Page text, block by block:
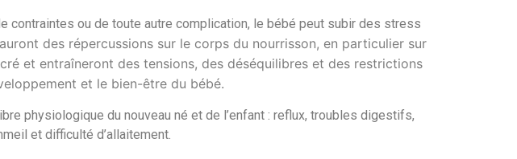
contraintes ou de toute autre complication, le bébé peut subir des stress
des répercussions sur le corps du nourrisson, en particulier sur
et entraîneront des tensions, des déséquilibres et des restrictions
et le bien-être du bébé.
physiologique du nouveau né et de l’enfant : reflux, troubles digestifs,
et difficulté d’allaitement.